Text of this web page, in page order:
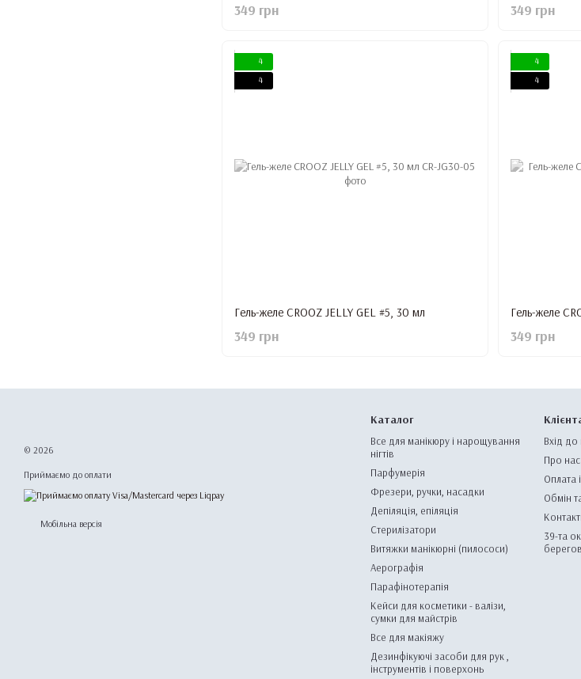
349 грн 349 грн
4
4
Гель-желе CROOZ JELLY GEL #5, 30 мл
349 грн
4
4
Гель-желе
349 грн
© 2026
Приймаємо до оплати
Мобільна версія
Каталог
Все для манікюру і нарощування
нігтів
Парфумерія
Фрезери, ручки, насадки
Депіляція, епіляція
Стерилізатори
Витяжки манікюрні (пилососи)
Аерографія
Парафінотерапія
Кейси для косметики - валізи,
сумки для майстрів
Все для макіяжу
Дезинфікуючі засоби для рук ,
інструментів і поверхонь
Вхід до
Про нас
Оплата
Обмін
39-та